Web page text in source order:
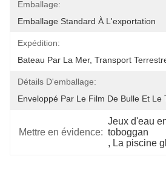
Emballage:
Emballage Standard À L'exportation
Expédition:
Bateau Par La Mer, Transport
Détails D'emballage:
Enveloppé Par Le Film De Bulle Et Le
Mettre en évidence:
Jeux d'eau
toboggan
, La piscine